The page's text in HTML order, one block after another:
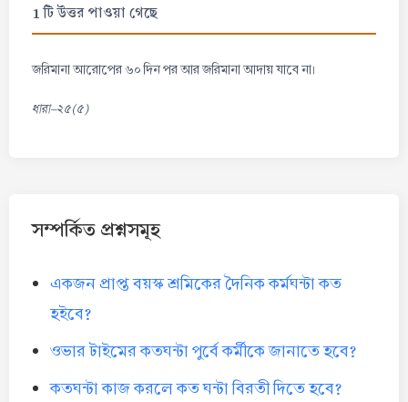
1 টি উত্তর পাওয়া গেছে
জরিমানা আরোপের ৬০ দিন পর আর জরিমানা আদায় যাবে না।
ধারা-২৫(৫)
সম্পর্কিত প্রশ্নসমূহ
একজন প্রাপ্ত বয়স্ক শ্রমিকের দৈনিক কর্মঘন্টা কত
হইবে?
ওভার টাইমের কতঘন্টা পুর্বে কর্মীকে জানাতে হবে?
কতঘন্টা কাজ করলে কত ঘন্টা বিরতী দিতে হবে?